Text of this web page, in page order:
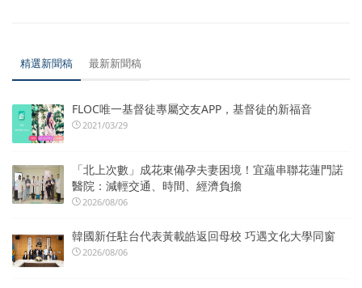
精選新聞稿 最新新聞稿
FLOC唯一基督徒專屬交友APP，基督徒的新福音
2021/03/29
「北上次數」成花東備孕夫妻困境！宜蘊串聯花蓮門諾
醫院：減輕交通、時間、經濟負擔
2026/08/06
韓國新任駐台代表黃載皓返回母校 巧遇文化大學同窗
2026/08/06